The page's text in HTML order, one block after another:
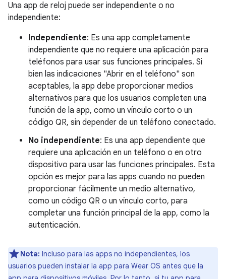
Una app de reloj puede ser independiente o no
independiente:
Independiente: Es una app completamente
independiente que no requiere una aplicación para
teléfonos para usar sus funciones principales. Si
bien las indicaciones "Abrir en el teléfono" son
aceptables, la app debe proporcionar medios
alternativos para que los usuarios completen una
función de la app, como un vínculo corto o un
código QR, sin depender de un teléfono conectado.
No independiente: Es una app dependiente que
requiere una aplicación en un teléfono o en otro
dispositivo para usar las funciones principales. Esta
opción es mejor para las apps cuando no pueden
proporcionar fácilmente un medio alternativo,
como un código QR o un vínculo corto, para
completar una función principal de la app, como la
autenticación.
Nota: Incluso para las apps no independientes, los
usuarios pueden instalar la app para Wear OS antes que la